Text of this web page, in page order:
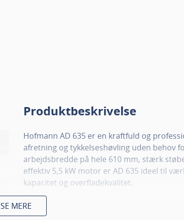
SE MERE
Produktbeskrivelse
Hofmann AD 635 er en kraftfuld og
afretning og tykkelseshøvling uden behov
arbejdsbredde på hele 610 mm, stærk
effektiv 5,5 kW motor er AD 635 ideel til
kapacitet og overfladekvalitet.
Maskinen er udstyret med elektrisk
leveres som standard med en Tersa-kutter